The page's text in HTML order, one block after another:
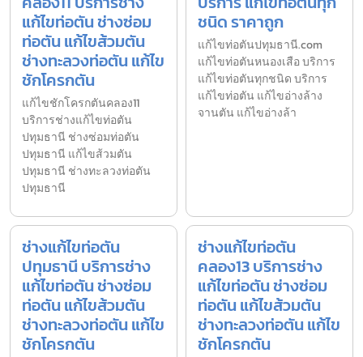
แก้ไขท่อตัน ช่างซ่อม
ท่อตัน แก้ไขส้วมตัน
ช่างทะลวงท่อตัน แก้ไข
ชักโครกตัน
แก้ไขชักโครกตันคลอง11
บริการช่างแก้ไขท่อตัน
ปทุมธานี ช่างซ่อมท่อตัน
ปทุมธานี แก้ไขส้วมตัน
ปทุมธานี ช่างทะลวงท่อตัน
ปทุมธานี
ชนิด ราคาถูก
แก้ไขท่อตันปทุมธานี.com
แก้ไขท่อตันหนองเสือ บริการ
แก้ไขท่อตันทุกชนิด บริการ
แก้ไขท่อตัน แก้ไขอ่างล้าง
จานตัน แก้ไขอ่างล้า
ช่างแก้ไขท่อตัน
ปทุมธานี บริการช่าง
แก้ไขท่อตัน ช่างซ่อม
ท่อตัน แก้ไขส้วมตัน
ช่างทะลวงท่อตัน แก้ไข
ชักโครกตัน
ช่างแก้ไขท่อตัน
คลอง13 บริการช่าง
แก้ไขท่อตัน ช่างซ่อม
ท่อตัน แก้ไขส้วมตัน
ช่างทะลวงท่อตัน แก้ไข
ชักโครกตัน